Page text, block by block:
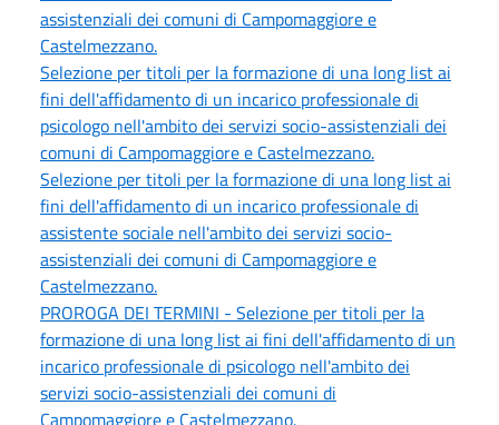
assistenziali dei comuni di Campomaggiore e
Castelmezzano.
Selezione per titoli per la formazione di una long list ai
fini dell'affidamento di un incarico professionale di
psicologo nell'ambito dei servizi socio-assistenziali dei
comuni di Campomaggiore e Castelmezzano.
Selezione per titoli per la formazione di una long list ai
fini dell'affidamento di un incarico professionale di
assistente sociale nell'ambito dei servizi socio-
assistenziali dei comuni di Campomaggiore e
Castelmezzano.
PROROGA DEI TERMINI - Selezione per titoli per la
formazione di una long list ai fini dell'affidamento di un
incarico professionale di psicologo nell'ambito dei
servizi socio-assistenziali dei comuni di
Campomaggiore e Castelmezzano.